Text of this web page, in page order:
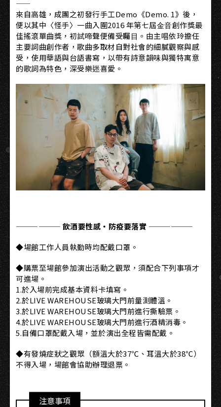
——
來自高雄，成團之初發行手工Demo《Demo. 1》後，
便以其中〈怪⼿〉⼀曲入圍2016 年第七屆⾦⾳創作獎最
佳搖滾單曲獎，初試啼聲便備受矚⽬。由主唱依玲擔任
主要詞曲創作者，歌曲多取材自對社會的細膩觀察與感
受，使用華語與台語書寫，以帶有詩意韻味與獨特寓意
的歌詞為特色，深受樂迷喜愛。
—————— 飲酒要性感・防疫要落實 ——————
◆場館工作人員執勤時均配戴口罩。
◆購票至場館參加演出活動之觀眾，須配合下列事項才
可進場。
1.於入場前完成基本資料卡填寫。
2.於LIVE WAREHOUSE玻璃大門前量測體溫。
3.於LIVE WAREHOUSE玻璃大門前進行撕驗票。
4.於LIVE WAREHOUSE玻璃大門前進行酒精消毒。
5.自備口罩配戴入場，並於演出全程皆需配戴。
◆有發燒症狀之觀眾（額溫大於37℃、耳溫大於38℃）
不得入場，場館會協助辦理退票。
注意事項